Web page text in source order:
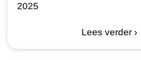
2025
Lees verder ›